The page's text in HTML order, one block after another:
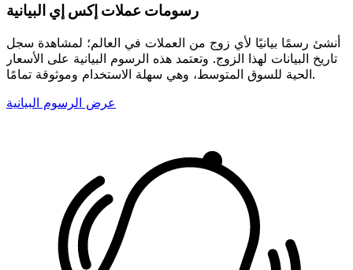
رسومات عملات إكس إي البيانية
أنشئ رسمًا بيانيًا لأي زوج من العملات في العالم؛ لمشاهدة سجل
تاريخ البيانات لهذا الزوج. وتعتمد هذه الرسوم البيانية على الأسعار
الحية للسوق المتوسط، وهي سهلة الاستخدام وموثوقة تمامًا.
عرض الرسوم البيانية